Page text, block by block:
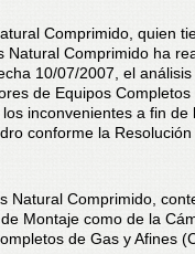
Comprimido, quien
Natural Comprimido ha
10/07/2007, el
de Equipos Completos
inconvenientes a fin de
conforme la Resolución
Natural Comprimido,
Montaje como de la
de Gas y Afines